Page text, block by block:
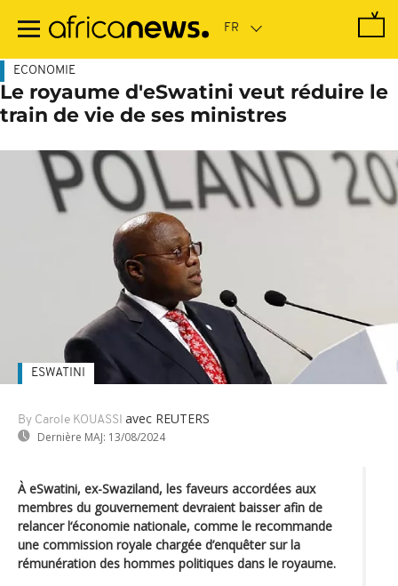
contenu
ECONOMIE
Le royaume d'eSwatini veut réduire le
train de vie de ses ministres
By Carole KOUASSI avec REUTERS
Dernière MAJ: 13/08/2024
ESWATINI
À eSwatini, ex-Swaziland, les faveurs accordées aux
membres du gouvernement devraient baisser afin de
relancer l‘économie nationale, comme le recommande
une commission royale chargée d’enquêter sur la
rémunération des hommes politiques dans le royaume.